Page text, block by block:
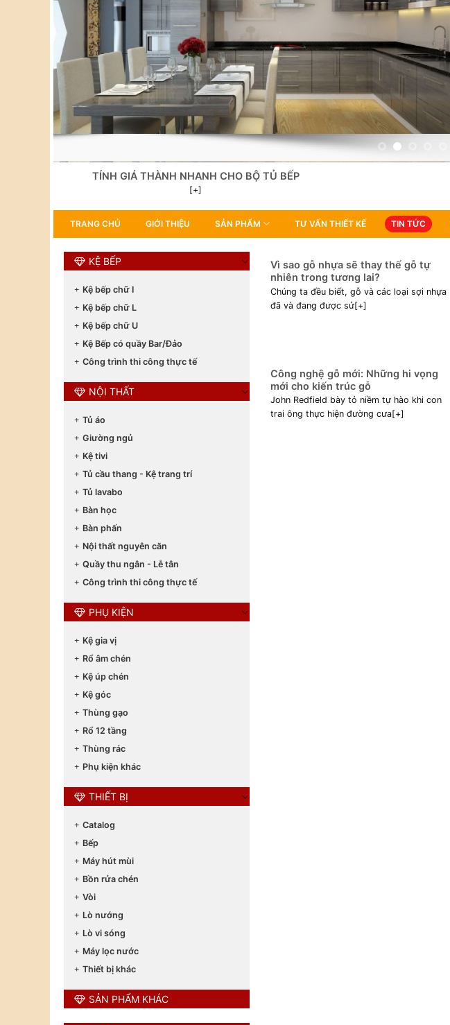
TÍNH GIÁ THÀNH NHANH CHO BỘ TỦ BẾP
[+]
TRANG CHỦ GIỚI THIỆU SẢN PHẨM TƯ VẤN THIẾT KẾ TIN TỨC
KỆ BẾP
Kệ bếp chữ I
Kệ bếp chữ L
Kệ bếp chữ U
Kệ Bếp có quầy Bar/Đảo
Công trình thi công thực tế
NỘI THẤT
Tủ áo
Giường ngủ
Kệ tivi
Tủ cầu thang - Kệ trang trí
Tủ lavabo
Bàn học
Bàn phấn
Nội thất nguyên căn
Quầy thu ngân - Lễ tân
Công trình thi công thực tế
PHỤ KIỆN
Kệ gia vị
Rổ âm chén
Kệ úp chén
Kệ góc
Thùng gạo
Rổ 12 tầng
Thùng rác
Phụ kiện khác
THIẾT BỊ
Catalog
Bếp
Máy hút mùi
Bồn rửa chén
Vòi
Lò nướng
Lò vi sóng
Máy lọc nước
Thiết bị khác
SẢN PHẨM KHÁC
Vì sao gỗ nhựa sẽ thay thế gỗ tự
nhiên trong tương lai?
Chúng ta đều biết, gỗ và các loại sợi nhựa
đã và đang được sử[+]
Công nghệ gỗ mới: Những hi vọng
mới cho kiến trúc gỗ
John Redfield bày tỏ niềm tự hào khi con
trai ông thực hiện đường cưa[+]